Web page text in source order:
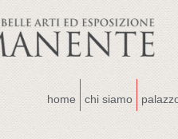
home chi siamo